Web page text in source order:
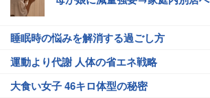
睡眠時の悩みを解消する過ごし方
運動より代謝 人体の省エネ戦略
大食い女子 46キロ体型の秘密